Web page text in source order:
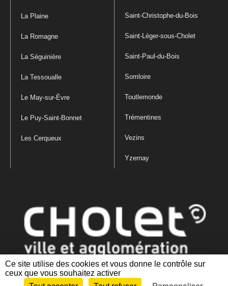
Ce site utilise des cookies et vous donne le contrôle sur
ceux que vous souhaitez activer
La Plaine
La Romagne
La Séguinière
La Tessoualle
Le May-sur-Èvre
Le Puy-Saint-Bonnet
Les Cerqueux
Saint-Christophe-du-Bois
Saint-Léger-sous-Cholet
Saint-Paul-du-Bois
Somloire
Toutlemonde
Trémentines
Vezins
Yzernay
Mentions légales|Politique de confidentialité
des cookies |Plan du site Accessibilité : partiellement conforme